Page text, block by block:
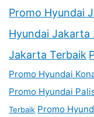
Promo Hyundai
Hyundai Jakarta
Jakarta Terbaik
Promo Hyundai
Promo Hyundai
Terbaik Promo